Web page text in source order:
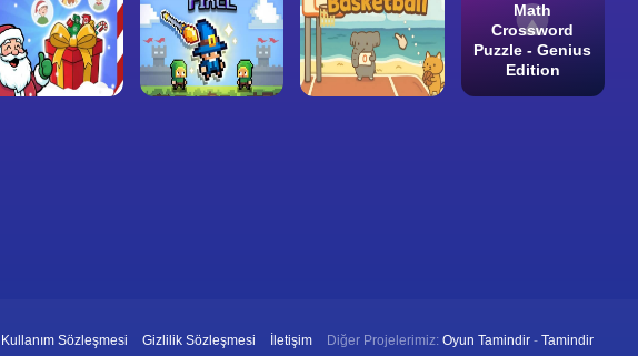
Math
Crossword
Puzzle - Genius
Edition
Kullanım Sözleşmesi Gizlilik Sözleşmesi İletişim Diğer Projelerimiz: Oyun Tamindir - Tamindir